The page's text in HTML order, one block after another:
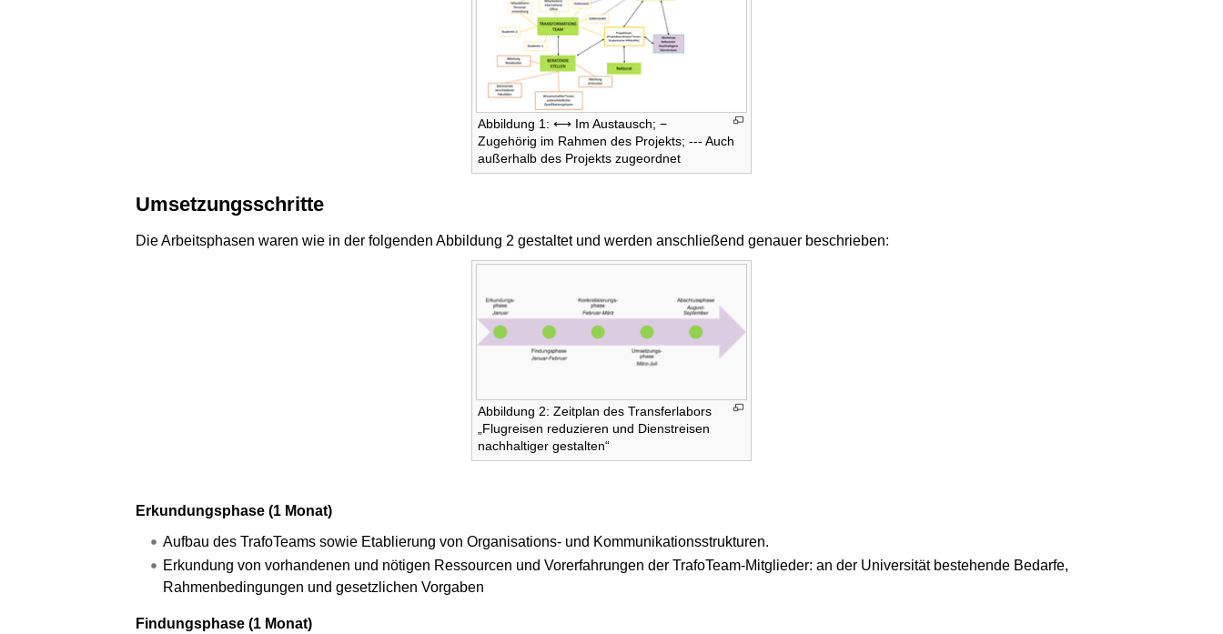
Abbildung 1: ⟷ Im Austausch; −
Zugehörig im Rahmen des Projekts; --- Auch
außerhalb des Projekts zugeordnet
Umsetzungsschritte
Die Arbeitsphasen waren wie in der folgenden Abbildung 2 gestaltet und werden anschließend genauer beschrieben:
Abbildung 2: Zeitplan des Transferlabors
„Flugreisen reduzieren und Dienstreisen
nachhaltiger gestalten“
Erkundungsphase (1 Monat)
Aufbau des TrafoTeams sowie Etablierung von Organisations- und Kommunikationsstrukturen.
Erkundung von vorhandenen und nötigen Ressourcen und Vorerfahrungen der TrafoTeam-Mitglieder: an der Universität bestehende Bedarfe,
Rahmenbedingungen und gesetzlichen Vorgaben
Findungsphase (1 Monat)